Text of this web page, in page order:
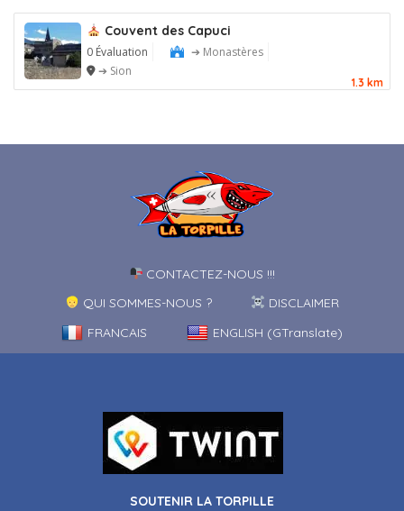
Couvent des Capuci
0 Évaluation
➔ Monastères
➔ Sion
1.3 km
CONTACTEZ-NOUS !!!
QUI SOMMES-NOUS ?
DISCLAIMER
FRANCAIS
ENGLISH (GTranslate)
SOUTENIR LA TORPILLE